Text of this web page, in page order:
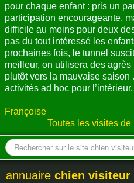
pour chaque enfant : pris un
participation encourageante,
difficile au moins pour deux
pas du tout intéressé les
prochaines fois, le tunnel
meilleur, on utilisera des
plutôt vers la mauvaise
activités ad hoc pour l’intérieur.
Françoise
Toutes les visites
annuaire chien visiteur